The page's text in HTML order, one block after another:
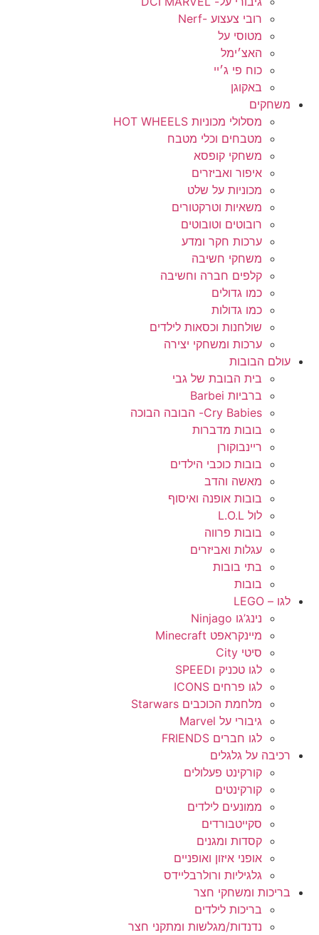
רובי צעצוע -Nerf
מטוסי על
האצ׳ימל
כוח פי ג׳יי
באקוגן
משחקים
מסלולי מכוניות HOT WHEELS
מטבחים וכלי מטבח
משחקי קופסא
איפור ואביזרים
מכוניות על שלט
משאיות וטרקטורים
רובוטים וטובוטים
ערכות חקר ומדע
משחקי חשיבה
קלפים חברה וחשיבה
כמו גדולים
כמו גדולות
שולחנות וכסאות לילדים
ערכות ומשחקי יצירה
עולם הבובות
בית הבובת של גבי
ברביות Barbei
Cry Babies- הבובה הבוכה
בובות מדברות
ריינבוקורן
בובות כוכבי הילדים
מאשה והדב
בובות אופנה ואיסוף
לול L.O.L
בובות פרווה
עגלות ואביזרים
בתי בובות
בובות
לגו – LEGO
נינג’גו Ninjago
מיינקראפט Minecraft
סיטי City
לגו טכניק וSPEED
לגו פרחים ICONS
מלחמת הכוכבים Starwars
גיבורי על Marvel
לגו חברים FRIENDS
רכיבה על גלגלים
קורקינט פעלולים
קורקינטים
ממונעים לילדים
סקייטבורדים
קסדות ומגנים
אופני איזון ואופניים
גלגיליות ורולרבליידס
בריכות ומשחקי חצר
בריכות לילדים
נדנדות/מגלשות ומתקני חצר